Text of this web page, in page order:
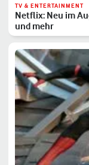
TV & ENTERTAINMENT
Netflix: Neu im
und mehr